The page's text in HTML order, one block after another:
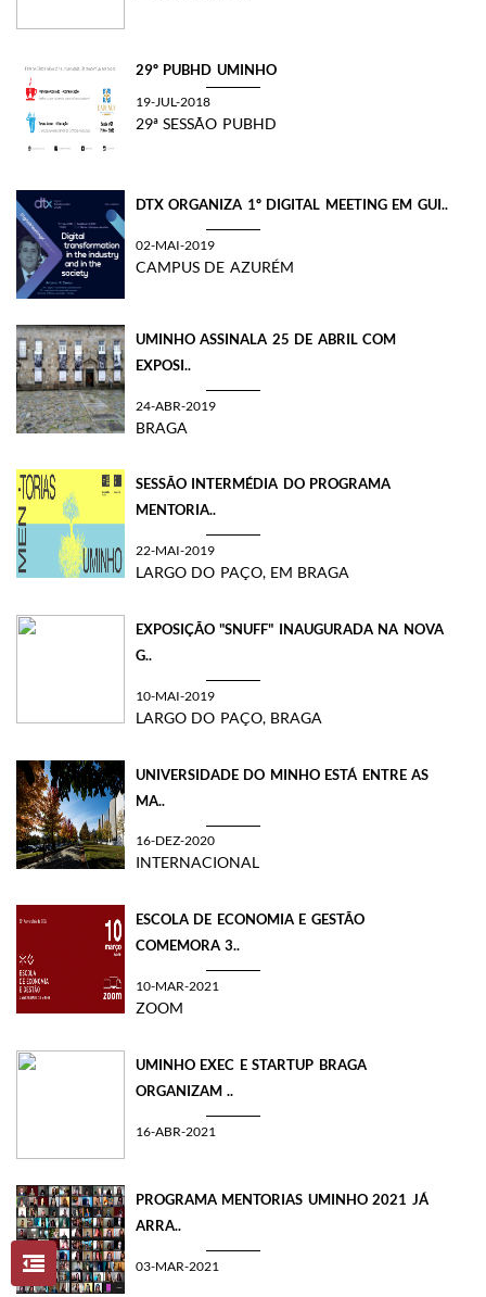
29º PUBHD UMINHO
19-JUL-2018
29ª SESSÃO PUBHD
DTX ORGANIZA 1º DIGITAL MEETING EM GUI..
02-MAI-2019
CAMPUS DE AZURÉM
UMINHO ASSINALA 25 DE ABRIL COM
EXPOSI..
24-ABR-2019
BRAGA
SESSÃO INTERMÉDIA DO PROGRAMA
MENTORIA..
22-MAI-2019
LARGO DO PAÇO, EM BRAGA
EXPOSIÇÃO "SNUFF" INAUGURADA NA NOVA
G..
10-MAI-2019
LARGO DO PAÇO, BRAGA
UNIVERSIDADE DO MINHO ESTÁ ENTRE AS
MA..
16-DEZ-2020
INTERNACIONAL
ESCOLA DE ECONOMIA E GESTÃO
COMEMORA 3..
10-MAR-2021
ZOOM
UMINHO EXEC E STARTUP BRAGA
ORGANIZAM ..
16-ABR-2021
PROGRAMA MENTORIAS UMINHO 2021 JÁ
ARRA..
03-MAR-2021